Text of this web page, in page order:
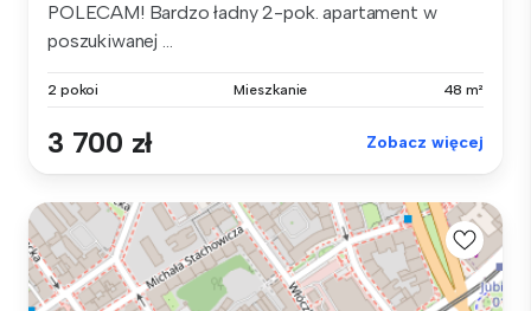
POLECAM! Bardzo ładny 2-pok. apartament w
poszukiwanej ...
2 pokoi Mieszkanie 48 m²
3 700 zł Zobacz więcej